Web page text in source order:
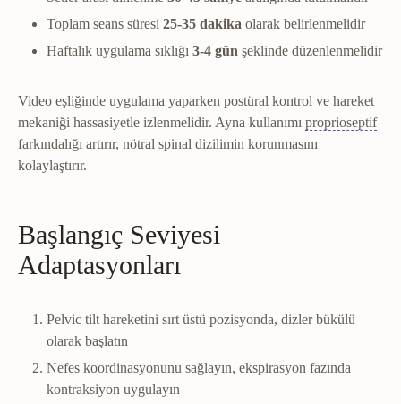
Toplam seans süresi 25-35 dakika olarak belirlenmelidir
Haftalık uygulama sıklığı 3-4 gün şeklinde düzenlenmelidir
Video eşliğinde uygulama yaparken postüral kontrol ve hareket
mekaniği hassasiyetle izlenmelidir. Ayna kullanımı proprioseptif
farkındalığı artırır, nötral spinal dizilimin korunmasını
kolaylaştırır.
Başlangıç Seviyesi
Adaptasyonları
Pelvic tilt hareketini sırt üstü pozisyonda, dizler bükülü
olarak başlatın
Nefes koordinasyonunu sağlayın, ekspirasyon fazında
kontraksiyon uygulayın